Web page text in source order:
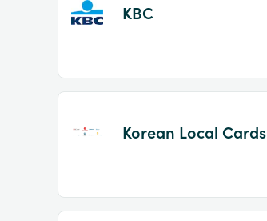
KBC
Korean Local Cards